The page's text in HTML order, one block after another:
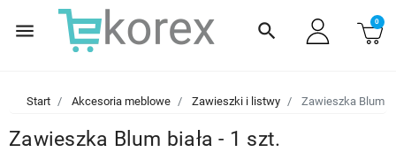
menu search 0
Start Akcesoria meblowe Zawieszki i listwy Zawieszka Blum
Zawieszka Blum biała - 1 szt.